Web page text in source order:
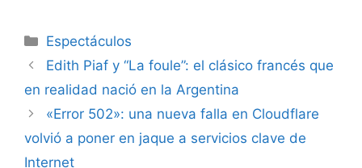
Espectáculos
Edith Piaf y “La foule”: el clásico francés que
en realidad nació en la Argentina
«Error 502»: una nueva falla en Cloudflare
volvió a poner en jaque a servicios clave de
Internet